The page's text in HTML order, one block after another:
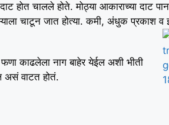
चालले होते. मोठ्या आकाराच्या दाट
चाटून जात होत्या. कमी, अंधुक प्रकाश व
फणा काढलेला नाग बाहेर येईल अशी भीती
असं वाटत होतं.